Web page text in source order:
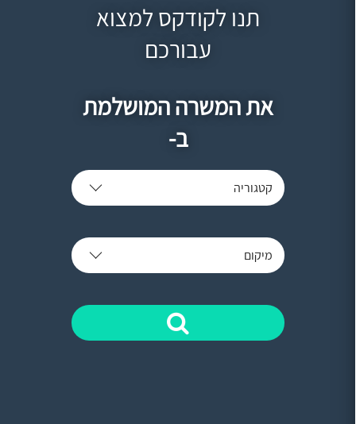
תנו לקודקס למצוא
עבורכם
את המשרה המושלמת
ב-
קטגוריה
מיקום